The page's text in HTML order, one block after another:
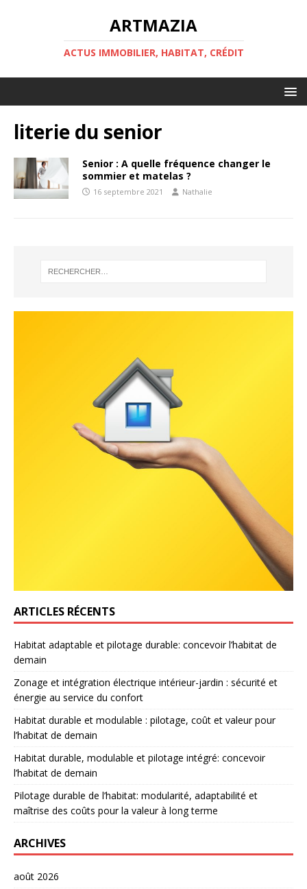
ARTMAZIA
ACTUS IMMOBILIER, HABITAT, CRÉDIT
literie du senior
Senior : A quelle fréquence changer le
sommier et matelas ?
16 septembre 2021 Nathalie
ARTICLES RÉCENTS
Habitat adaptable et pilotage durable: concevoir l’habitat de
demain
Zonage et intégration électrique intérieur-jardin : sécurité et
énergie au service du confort
Habitat durable et modulable : pilotage, coût et valeur pour
l’habitat de demain
Habitat durable, modulable et pilotage intégré: concevoir
l’habitat de demain
Pilotage durable de l’habitat: modularité, adaptabilité et
maîtrise des coûts pour la valeur à long terme
ARCHIVES
août 2026